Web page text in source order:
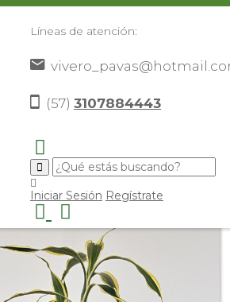
Líneas de atención:
(57) 3107884443
Iniciar Sesión Regístrate
Plantas> Plantas De Interior>Lucky